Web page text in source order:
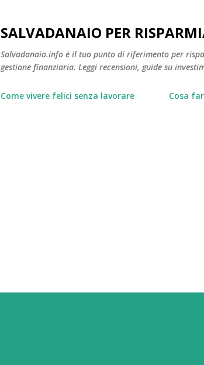
SALVADANAIO PER
Salvadanaio.info è il tuo punto di riferimento per
gestione finanziaria. Leggi recensioni, guide su
Come vivere felici senza lavorare Cosa